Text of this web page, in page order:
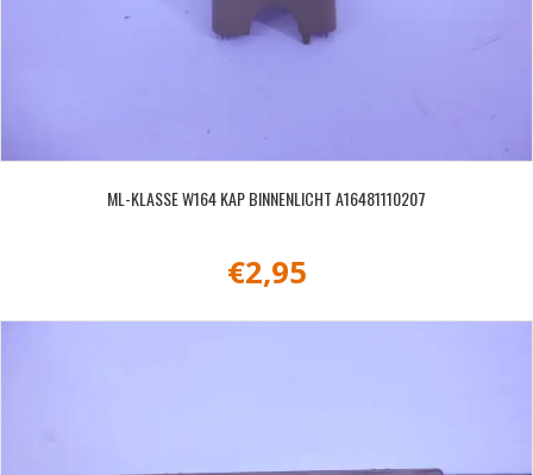
ML-KLASSE W164 KAP BINNENLICHT A16481110207
€2,95